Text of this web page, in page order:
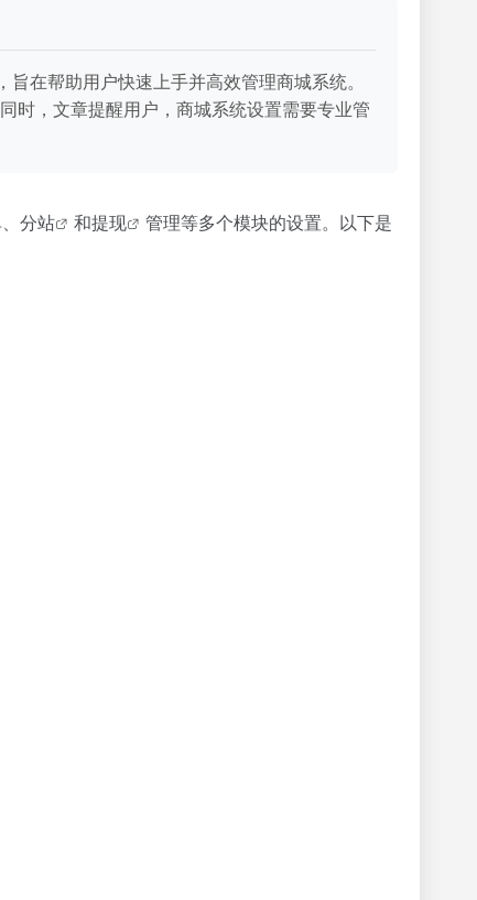
在帮助用户快速上手并高效管理商城系统。
时，文章提醒用户，商城系统设置需要专业管
分站 和提现
管理等多个模块的设置。以下是